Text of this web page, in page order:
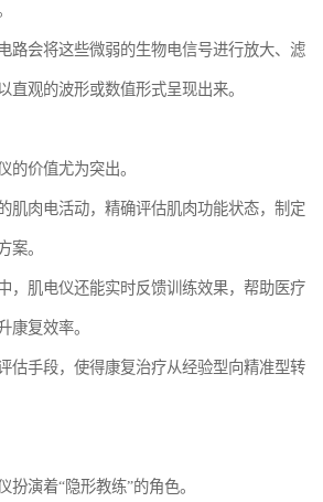
路会将这些微弱的生物电信号进行放大、滤
直观的波形或数值形式呈现出来。
的价值尤为突出。
肌肉电活动，精确评估肌肉功能状态，制定
案。
，肌电仪还能实时反馈训练效果，帮助医疗
康复效率。
估手段，使得康复治疗从经验型向精准型转
演着“隐形教练”的角色。